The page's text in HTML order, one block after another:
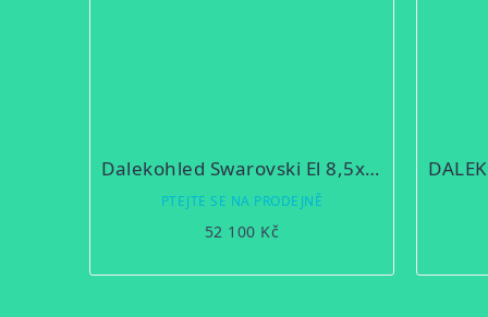
Dalekohled Swarovski El 8,5x42 W B
PTEJTE SE NA PRODEJNĚ
52 100 Kč